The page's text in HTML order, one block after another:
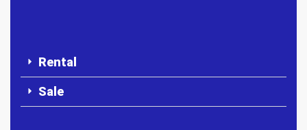
Rental
Sale